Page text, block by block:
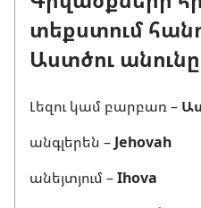
տեքստում
Աստծու անունը
Լեզու կամ բարբառ –
անգլերեն – Jehovah
անեյտյում –Ihova